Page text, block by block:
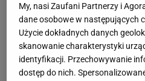
Makabryczna
zmarła od
My, nasi Zaufani Partnerzy i
dane osobowe w następujących
Użycie dokładnych danych
skanowanie charakterystyki
identyfikacji. Przechowywanie
dostęp do nich.